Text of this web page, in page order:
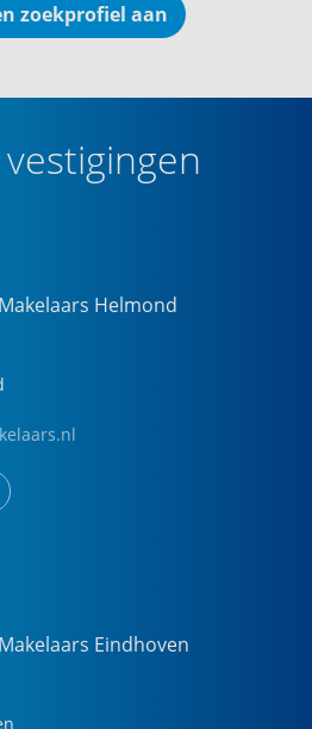
zoekprofiel aan
Helmond
Eindhoven